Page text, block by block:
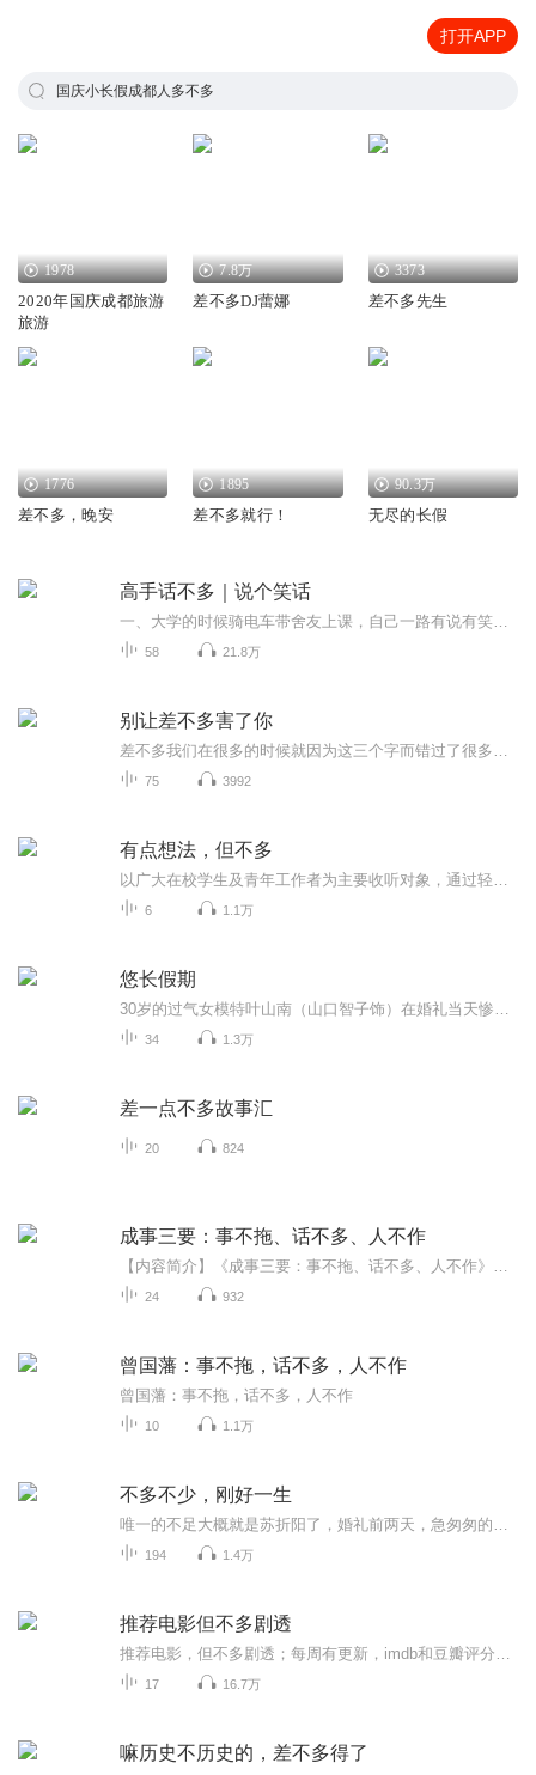
打开APP
国庆小长假成都人多不多
1978
2020年国庆成都旅游
旅游
7.8万
差不多DJ蕾娜
3373
差不多先生
1776
差不多，晚安
1895
差不多就行！
90.3万
无尽的长假
高手话不多｜说个笑话
58 21.8万
别让差不多害了你
75 3992
有点想法，但不多
6 1.1万
悠长假期
34 1.3万
差一点不多故事汇
20 824
成事三要：事不拖、话不多、人不作
24 932
曾国藩：事不拖，话不多，人不作
曾国藩：事不拖，话不多，人不作
10 1.1万
不多不少，刚好一生
194 1.4万
推荐电影但不多剧透
17 16.7万
嘛历史不历史的，差不多得了